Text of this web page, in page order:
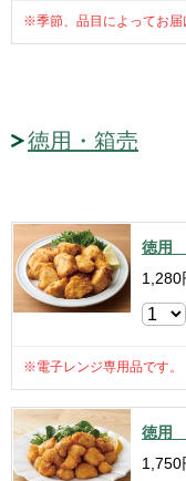
※季節、品目によってお届
徳用・箱売
徳用
1,280
※電子レンジ専用品です。
徳用
1,750